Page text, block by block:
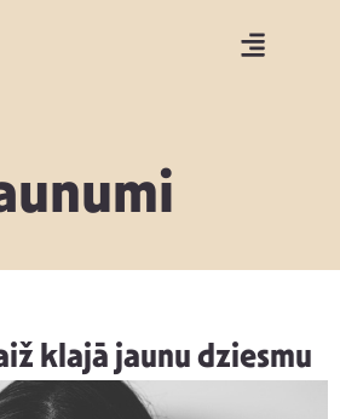
klajā jaunu dziesmu